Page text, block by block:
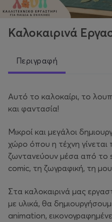
Καλοκαιρινά
Περιγραφή
Αυτό το καλοκαίρι, το λουπ
και φαντασία!
Μικροί και μεγάλοι
χώρο όπου η τέχνη γίνεται
ζωντανεύουν μέσα από
comic, τη ζωγραφική, τη
Στα καλοκαιρινά μας
με υλικά, θα
animation,